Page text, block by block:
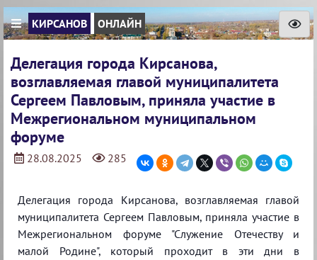
КИРСАНОВ ОНЛАЙН
Делегация города Кирсанова,
возглавляемая главой муниципалитета
Сергеем Павловым, приняла участие в
Межрегиональном муниципальном
форуме
28.08.2025 285
Делегация города Кирсанова, возглавляемая главой
муниципалитета Сергеем Павловым, приняла участие в
Межрегиональном форуме "Служение Отечеству и
малой Родине", который проходит в эти дни в